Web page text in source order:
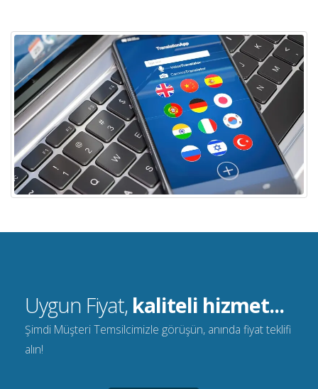
Uygun Fiyat, kaliteli hizmet...
Şimdi Müşteri Temsilcimizle görüşün, anında fiyat teklifi
alın!